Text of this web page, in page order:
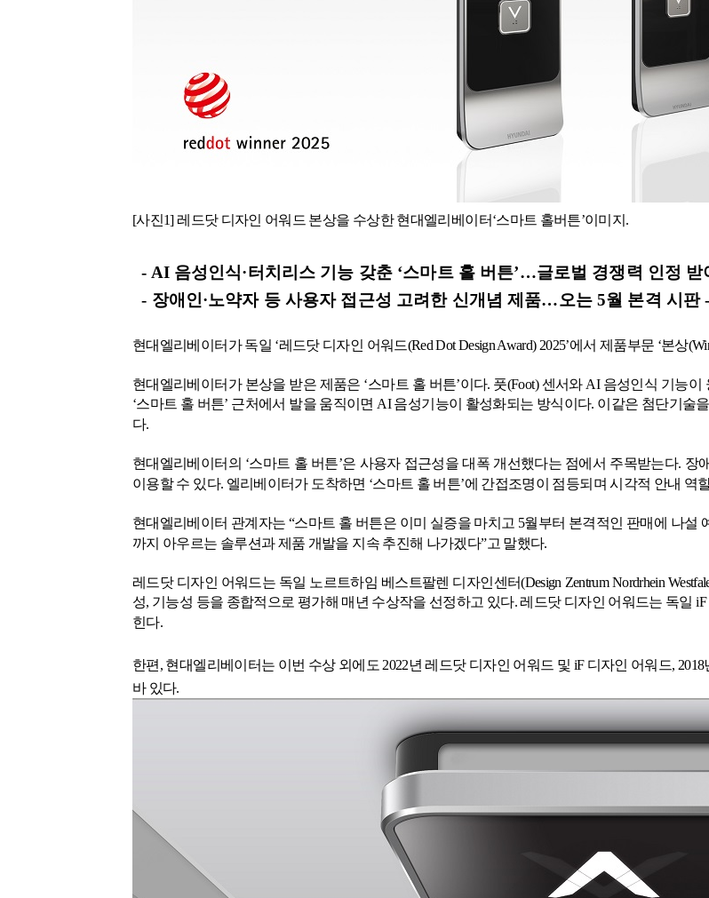
[사진1] 레드닷 디자인 어워드 본상을 수상한 현대엘리베이터‘스마트 홀버튼’이미지.
- AI 음성인식·터치리스 기능 갖춘 ‘스마트 홀 버튼’…글로벌 경쟁력 인정 받
- 장애인·노약자 등 사용자 접근성 고려한 신개념 제품…오는 5월 본격 시판 -
현대엘리베이터가 독일 ‘레드닷 디자인 어워드(Red Dot Design Award) 2025’에서 제품부문 ‘본상
현대엘리베이터가 본상을 받은 제품은 ‘스마트 홀 버튼’이다. 풋(Foot)센서와AI 음성인식 기능이
‘스마트 홀 버튼’ 근처에서 발을 움직이면 AI음성기능이 활성화되는 방식이다. 이같은 첨단기술
다.
현대엘리베이터의 ‘스마트 홀 버튼’은 사용자 접근성을 대폭 개선했다는 점에서 주목받는다. 장
이용할 수 있다. 엘리베이터가 도착하면 ‘스마트 홀 버튼’에 간접조명이 점등되며 시각적 안내 역
현대엘리베이터 관계자는 “스마트 홀 버튼은 이미 실증을 마치고 5월부터 본격적인 판매에 나설
까지 아우르는 솔루션과 제품 개발을 지속 추진해 나가겠다”고 말했다.
레드닷 디자인 어워드는 독일 노르트하임 베스트팔렌 디자인센터(Design Zentrum Nordrhein
성, 기능성 등을 종합적으로 평가해 매년 수상작을 선정하고 있다. 레드닷 디자인 어워드는 독일 iF
힌다.
한편 , 현대엘리베이터는 이번 수상 외에도 2022년 레드닷 디자인 어워드 및 iF 디자인 어워드, 2018
바 있다.